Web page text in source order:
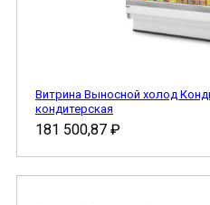
Витрина Выносной холод
кондитерская
181 500,87 ₽